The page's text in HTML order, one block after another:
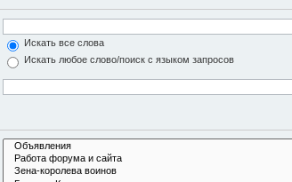
Искать все слова
Искать любое слово/поиск с языком запросов